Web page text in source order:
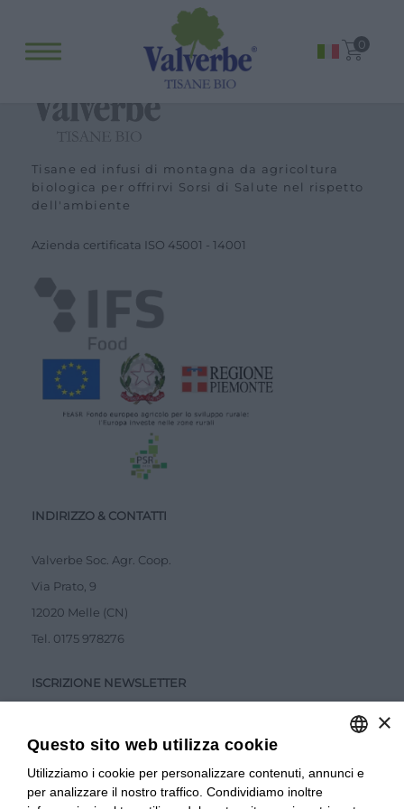
0
Blog
Eventi e visite
Visite guidate
Calendario
Orari
Tisane ed infusi di montagna da agricoltura
biologica per offrirvi Sorsi di Salute nel rispetto
dell'ambiente
Azienda certiﬁcata ISO 45001 - 14001
INDIRIZZO & CONTATTI
Valverbe Soc. Agr. Coop.
Via Prato, 9
12020 Melle (CN)
Tel. 0175 978276
ISCRIZIONE NEWSLETTER
ITALIAN
×
Questo sito web utilizza cookie
Utilizziamo i cookie per personalizzare contenuti, annunci e
per analizzare il nostro traffico. Condividiamo inoltre